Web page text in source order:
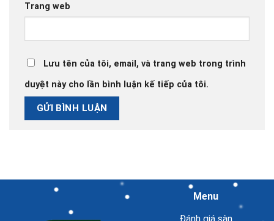
Trang web
Lưu tên của tôi, email, và trang web trong trình
duyệt này cho lần bình luận kế tiếp của tôi.
Menu
Đánh giá sàn